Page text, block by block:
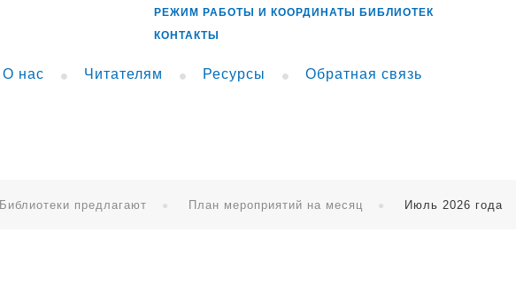
РЕЖИМ РАБОТЫ И КООРДИНАТЫ БИБЛИОТЕК
КОНТАКТЫ
О нас Читателям Ресурсы Обратная связь
Библиотеки предлагают План мероприятий на месяц Июль 2026 года